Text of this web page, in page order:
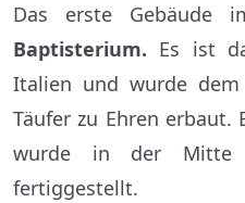
Das erste Gebäude
Baptisterium. Es ist
Italien und wurde dem
Täufer zu Ehren erbaut.
wurde in der Mitte
fertiggestellt.